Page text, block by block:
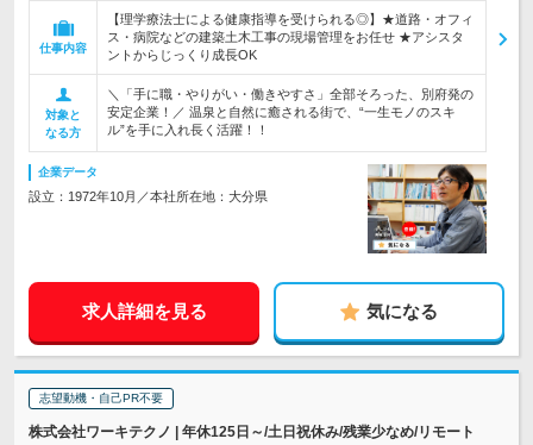
仕事内容
【理学療法士による健康指導を受けられる◎】★道路・オフィ
ス・病院などの建築土木工事の現場管理をお任せ ★アシスタ
ントからじっくり成長OK
対象と
なる方
＼「手に職・やりがい・働きやすさ」全部そろった、別府発の
安定企業！／ 温泉と自然に癒される街で、“一生モノのスキ
ル”を手に入れ長く活躍！！
企業データ
設立：1972年10月／本社所在地：大分県
求人詳細を見る 気になる
志望動機・自己PR不要
株式会社ワーキテクノ | 年休125日～/土日祝休み/残業少なめ/リモート